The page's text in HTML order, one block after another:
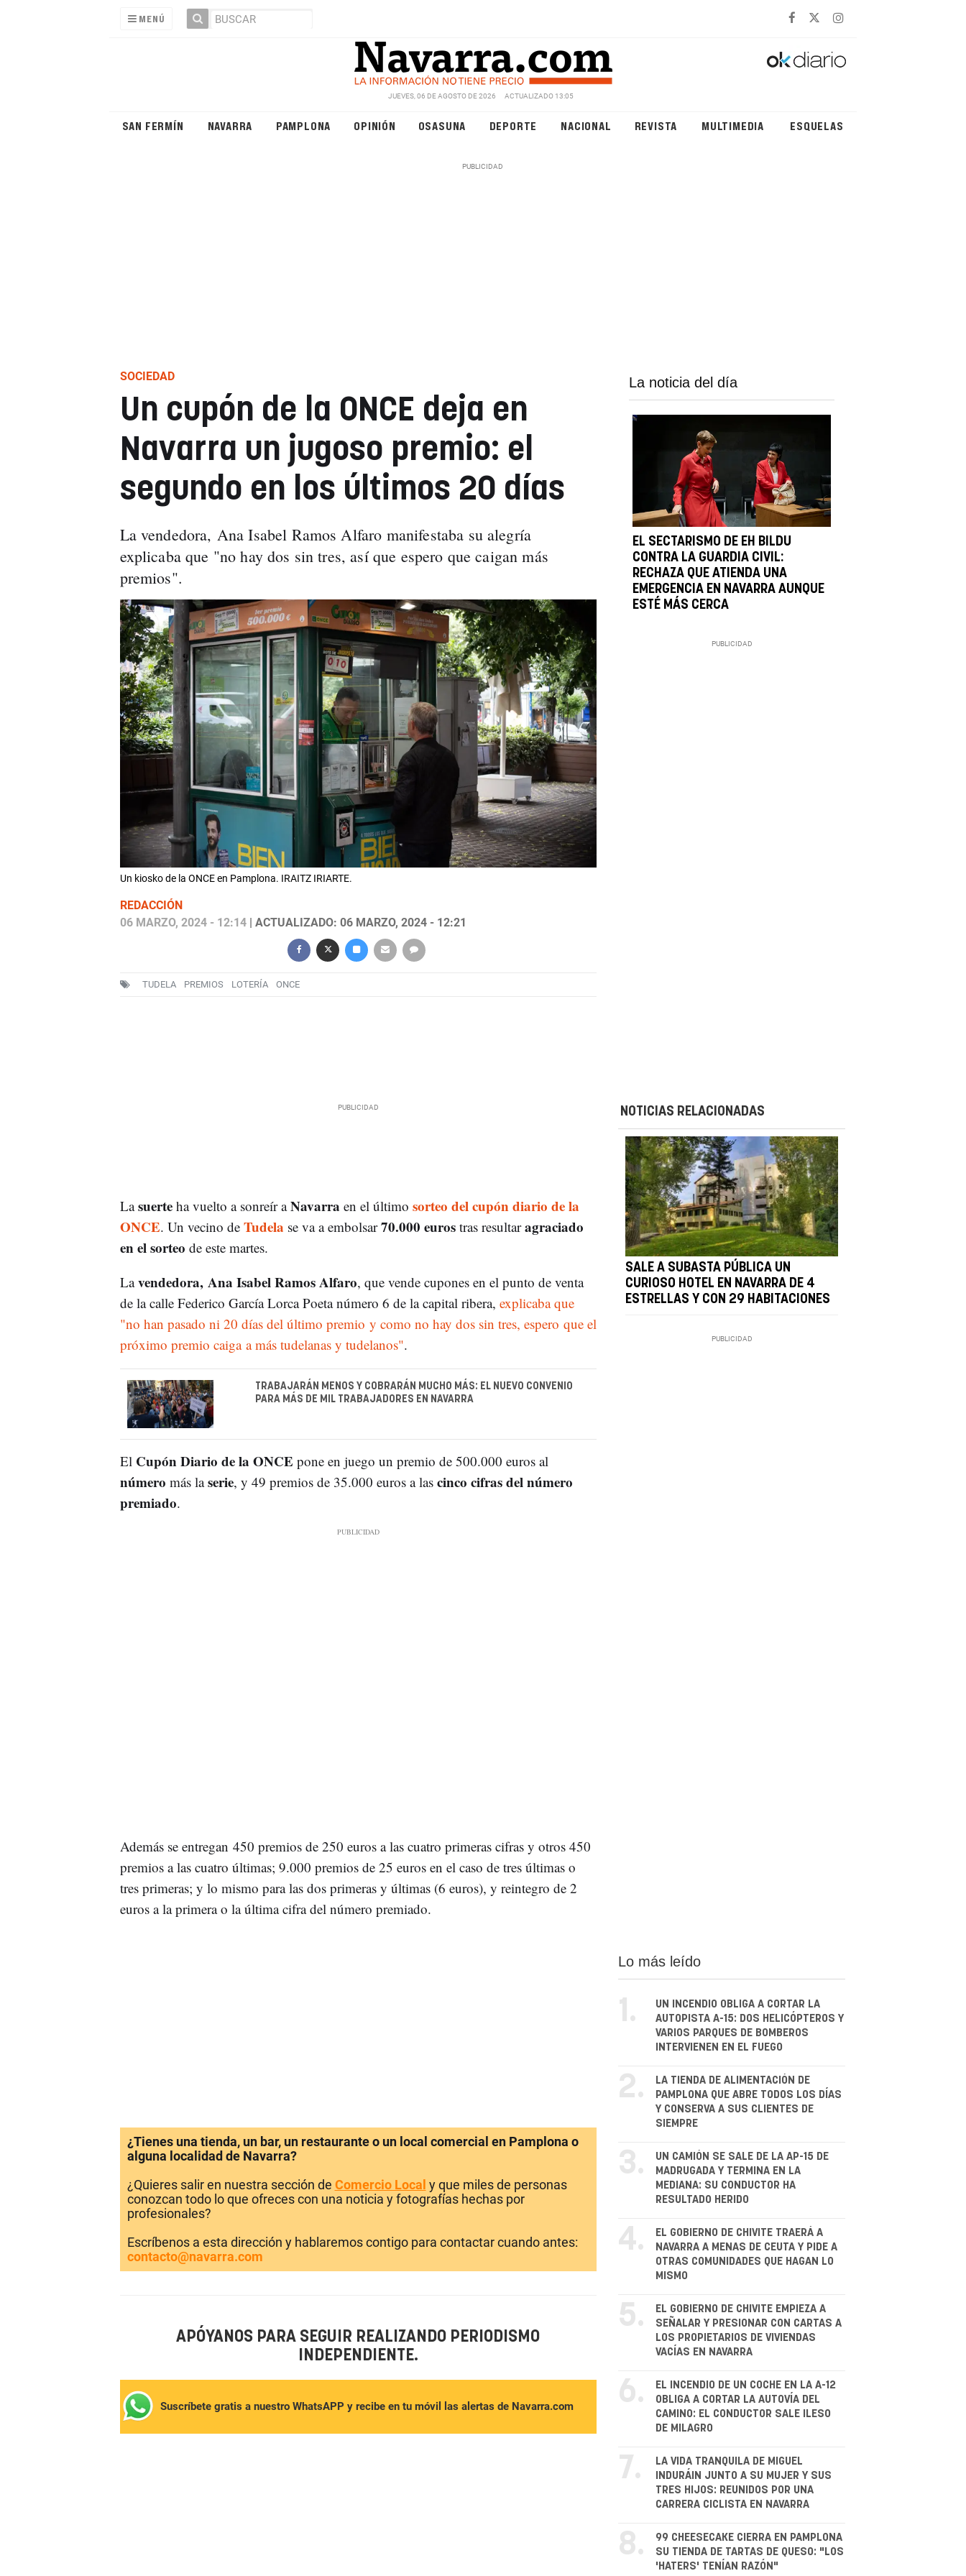
MENÚ
JUEVES, 06 DE AGOSTO DE 2026 ACTUALIZADO 13:05
SAN FERMÍN NAVARRA PAMPLONA OPINIÓN OSASUNA DEPORTE NACIONAL REVISTA MULTIMEDIA ESQUELAS
SOCIEDAD
Un cupón de la ONCE deja en
Navarra un jugoso premio: el
segundo en los últimos 20 días
La vendedora, Ana Isabel Ramos Alfaro manifestaba su alegría
explicaba que "no hay dos sin tres, así que espero que caigan más
premios".
Un kiosko de la ONCE en Pamplona. IRAITZ IRIARTE.
REDACCIÓN
06 MARZO, 2024 - 12:14| ACTUALIZADO: 06 MARZO, 2024 - 12:21
TUDELA PREMIOS LOTERÍA ONCE
La noticia del día
EL SECTARISMO DE EH BILDU
CONTRA LA GUARDIA CIVIL:
RECHAZA QUE ATIENDA UNA
EMERGENCIA EN NAVARRA AUNQUE
ESTÉ MÁS CERCA
Lasuerte ha vuelto a sonreír aNavarra en el último sorteo del cupón diario de la
ONCE. Un vecino de Tudela se va a embolsar70.000 eurostras resultaragraciado
en el sorteo de este martes.
Lavendedora, Ana Isabel Ramos Alfaro, que vende cupones en el punto de venta
de la calle Federico García Lorca Poeta número 6 de la capital ribera, explicaba que
"no han pasado ni 20 días del último premio y como no hay dos sin tres, espero que el
próximo premio caiga a más tudelanas y tudelanos".
TRABAJARÁN MENOS Y COBRARÁN MUCHO MÁS: EL NUEVO CONVENIO
PARA MÁS DE MIL TRABAJADORES EN NAVARRA
ElCupón Diario de la ONCE pone en juego un premio de 500.000 euros al
número más laserie, y 49 premios de 35.000 euros a las cinco cifras del número
premiado.
Además se entregan 450 premios de 250 euros a las cuatro primeras cifras y otros 450
premios a las cuatro últimas; 9.000 premios de 25 euros en el caso de tres últimas o
tres primeras; y lo mismo para las dos primeras y últimas (6 euros), y reintegro de 2
euros a la primera o la última cifra del número premiado.
NOTICIAS RELACIONADAS
SALE A SUBASTA PÚBLICA UN
CURIOSO HOTEL EN NAVARRA DE 4
ESTRELLAS Y CON 29 HABITACIONES
¿Tienes una tienda, un bar, un restaurante o un local comercial en Pamplona o
alguna localidad de Navarra?
¿Quieres salir en nuestra sección de Comercio Local y que miles de personas
conozcan todo lo que ofreces con una noticia y fotografías hechas por
profesionales?
Escríbenos a esta dirección y hablaremos contigo para contactar cuando antes:
contacto@navarra.com
APÓYANOS PARA SEGUIR REALIZANDO PERIODISMO
INDEPENDIENTE.
Suscríbete gratis a nuestro WhatsAPP y recibe en tu móvil las alertas de Navarra.com
Lo más leído
1.
UN INCENDIO OBLIGA A CORTAR LA
AUTOPISTA A-15: DOS HELICÓPTEROS Y
VARIOS PARQUES DE BOMBEROS
INTERVIENEN EN EL FUEGO
2.
LA TIENDA DE ALIMENTACIÓN DE
PAMPLONA QUE ABRE TODOS LOS DÍAS
Y CONSERVA A SUS CLIENTES DE
SIEMPRE
3.
UN CAMIÓN SE SALE DE LA AP-15 DE
MADRUGADA Y TERMINA EN LA
MEDIANA: SU CONDUCTOR HA
RESULTADO HERIDO
4.
EL GOBIERNO DE CHIVITE TRAERÁ A
NAVARRA A MENAS DE CEUTA Y PIDE A
OTRAS COMUNIDADES QUE HAGAN LO
MISMO
5.
EL GOBIERNO DE CHIVITE EMPIEZA A
SEÑALAR Y PRESIONAR CON CARTAS A
LOS PROPIETARIOS DE VIVIENDAS
VACÍAS EN NAVARRA
6.
EL INCENDIO DE UN COCHE EN LA A-12
OBLIGA A CORTAR LA AUTOVÍA DEL
CAMINO: EL CONDUCTOR SALE ILESO
DE MILAGRO
7.
LA VIDA TRANQUILA DE MIGUEL
INDURÁIN JUNTO A SU MUJER Y SUS
TRES HIJOS: REUNIDOS POR UNA
CARRERA CICLISTA EN NAVARRA
8.
99 CHEESECAKE CIERRA EN PAMPLONA
SU TIENDA DE TARTAS DE QUESO: "LOS
'HATERS' TENÍAN RAZÓN"